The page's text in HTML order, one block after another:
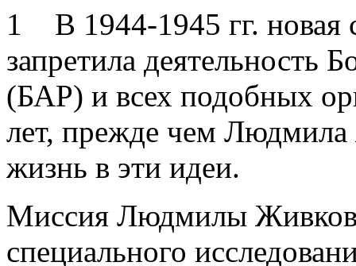
В 1944-1945 гг. новая
запретила деятельность
(БАР) и всех подобных
лет, прежде чем
жизнь в эти идеи.
Миссия Людмилы
специального